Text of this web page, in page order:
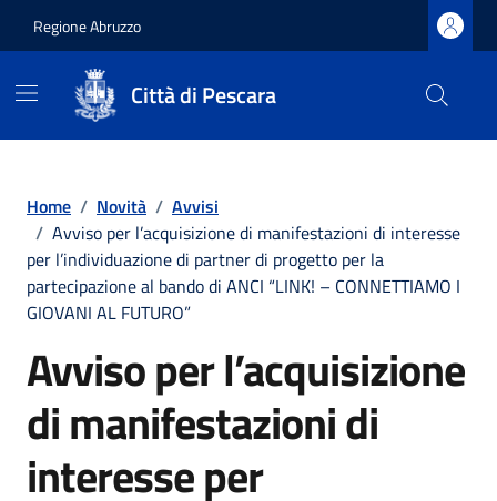
Regione Abruzzo
Città di Pescara
Home / Novità / Avvisi
/ Avviso per l’acquisizione di manifestazioni di interesse
per l’individuazione di partner di progetto per la
partecipazione al bando di ANCI “LINK! – CONNETTIAMO I
GIOVANI AL FUTURO”
Avviso per l’acquisizione
di manifestazioni di
interesse per